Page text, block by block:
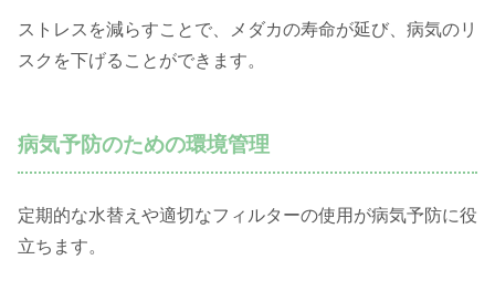
ストレスを減らすことで、メダカの寿命が延び、病気のリ
スクを下げることができます。
病気予防のための環境管理
定期的な水替えや適切なフィルターの使用が病気予防に役
立ちます。